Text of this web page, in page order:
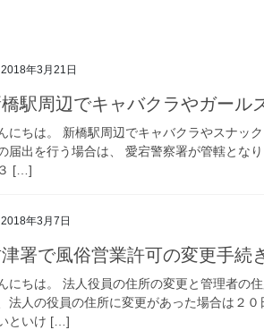
2018年3月21日
駅周辺でキャバクラやガール
にちは。 新橋駅周辺でキャバクラやスナッ
届出を行う場合は、 愛宕警察署が管轄とな
[…]
2018年3月7日
署で風俗営業許可の変更手続
にちは。 法人役員の住所の変更と管理者の
法人の役員の住所に変更があった場合は２
といけ […]